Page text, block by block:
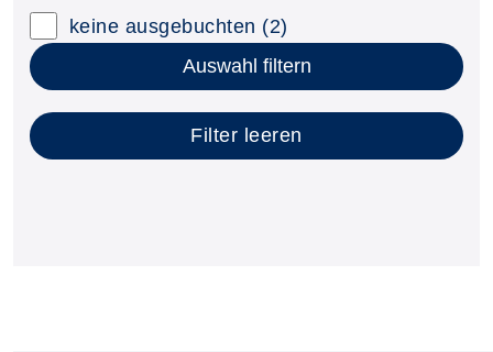
Nur neue Kurse anzeigen
Kurse mit freien Plätzen anzeigen
keine ausgebuchten (2)
Auswahl filtern
Filter leeren